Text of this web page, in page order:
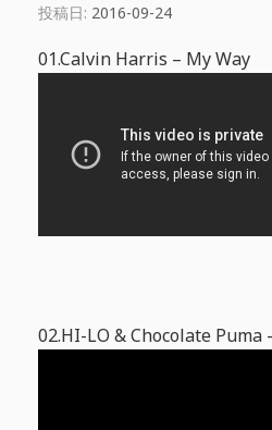
投稿日: 2016-09-24
01.Calvin Harris – My Way
02.HI-LO & Chocolate Puma